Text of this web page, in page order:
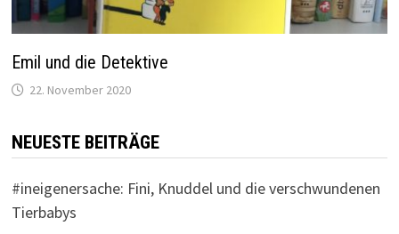
Emil und die Detektive
22. November 2020
NEUESTE BEITRÄGE
#ineigenersache: Fini, Knuddel und die verschwundenen
Tierbabys